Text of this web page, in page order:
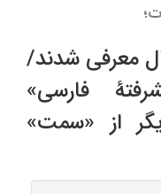
معرفی شدند/
فارسی»
از «سمت»